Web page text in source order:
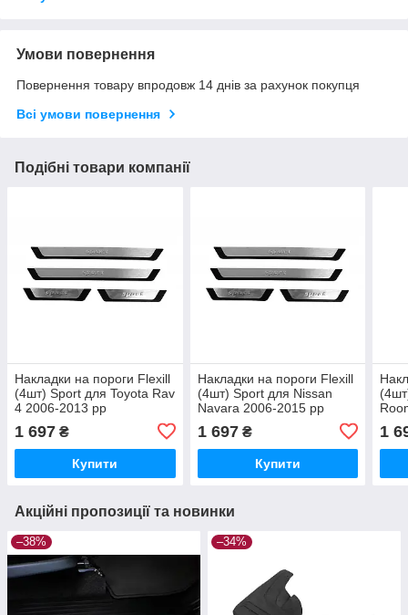
Умови повернення
Повернення товару впродовж 14 днів за рахунок покупця
Всі умови повернення
Подібні товари компанії
Накладки на пороги Flexill
(4шт) Sport для Toyota Rav
4 2006-2013 рр
1 697 ₴
Купити
Накладки на пороги Flexill
(4шт) Sport для Nissan
Navara 2006-2015 рр
1 697₴
Купити
1
Акційні пропозиції та новинки
–38% –34%